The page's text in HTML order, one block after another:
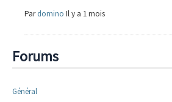
Pardomino Il y a 1 mois
Forums
Général